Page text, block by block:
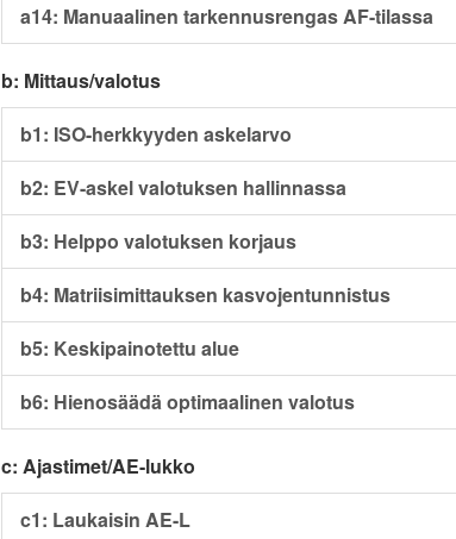
a14: Manuaalinen tarkennusrengas AF-tilassa
b: Mittaus/valotus
b1: ISO-herkkyyden askelarvo
b2: EV-askel valotuksen hallinnassa
b3: Helppo valotuksen korjaus
b4: Matriisimittauksen kasvojentunnistus
b5: Keskipainotettu alue
b6: Hienosäädä optimaalinen valotus
c: Ajastimet/AE-lukko
c1: Laukaisin AE-L